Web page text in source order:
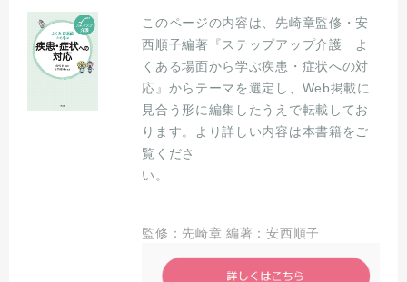
このページの内容は、先崎章監修・安
西順子編著『ステップアップ介護 よ
くある場面から学ぶ疾患・症状への対
応』からテーマを選定し、Web掲載に
見合う形に編集したうえで転載してお
ります。より詳しい内容は本書籍をご
覧くださ
い。
監修：先崎章 編著：安西順子